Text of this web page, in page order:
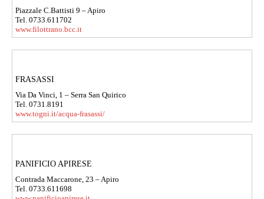
Piazzale C.Battisti 9 – Apiro
Tel. 0733.611702
www.filottrano.bcc.it
FRASASSI
Via Da Vinci, 1 – Serra San Quirico
Tel. 0731.8191
www.togni.it/acqua-frasassi/
PANIFICIO APIRESE
Contrada Maccarone, 23 – Apiro
Tel. 0733.611698